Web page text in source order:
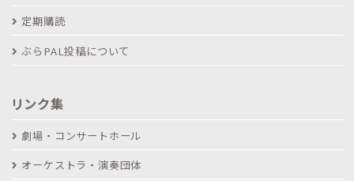
定期購読
ぶらPAL投稿について
リンク集
劇場・コンサートホール
オーケストラ・演奏団体